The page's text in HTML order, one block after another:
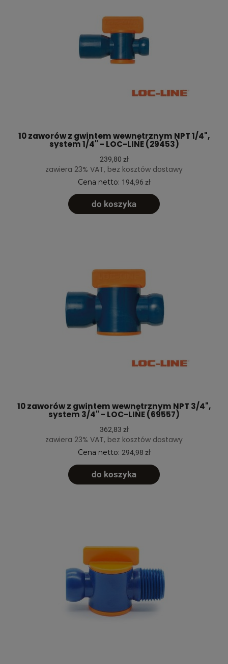
10 zaworów z gwintem wewnętrznym NPT 1/4",
system 1/4" - LOC-LINE (29453)
239,80 zł
zawiera 23% VAT, bez kosztów dostawy
Cena netto: 194,96 zł
do koszyka
10 zaworów z gwintem wewnętrznym NPT 3/4",
system 3/4" - LOC-LINE (69557)
362,83 zł
zawiera 23% VAT, bez kosztów dostawy
Cena netto: 294,98 zł
do koszyka